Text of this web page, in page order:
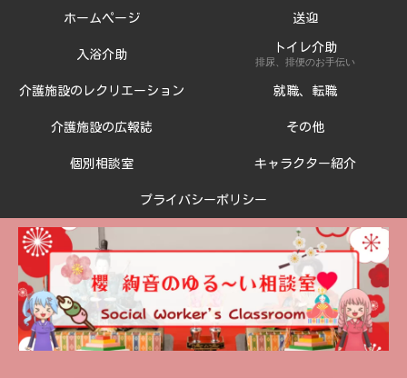
ホームページ 送迎
入浴介助
トイレ介助
排尿、排便のお手伝い
介護施設のレクリエーション 就職、転職
介護施設の広報誌 その他
個別相談室 キャラクター紹介
プライバシーポリシー